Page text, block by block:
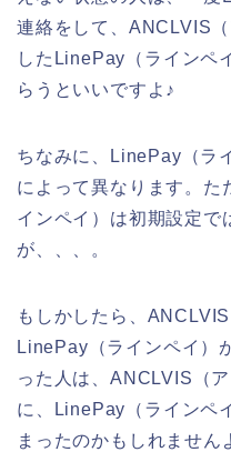
連絡をして、ANCLVIS
したLinePay（ラインペ
らうといいですよ♪
ちなみに、LinePay（ラ
によって異なります。
インペイ）は初期設定で
が、、、。
もしかしたら、
LinePay（ラインペイ）
った人は、ANCLVIS（
に、LinePay（ラインペ
まったのかもしれません